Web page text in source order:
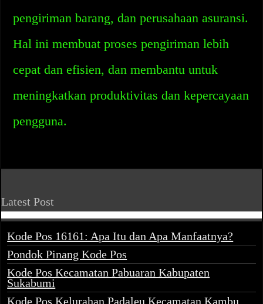
pengiriman barang, dan perusahaan asuransi.
Hal ini membuat proses pengiriman lebih
cepat dan efisien, dan membantu untuk
meningkatkan produktivitas dan kepercayaan
pengguna.
Latest Post
Kode Pos 16161: Apa Itu dan Apa Manfaatnya?
Pondok Pinang Kode Pos
Kode Pos Kecamatan Pabuaran Kabupaten
Sukabumi
Kode Pos Kelurahan Padaleu Kecamatan Kambu